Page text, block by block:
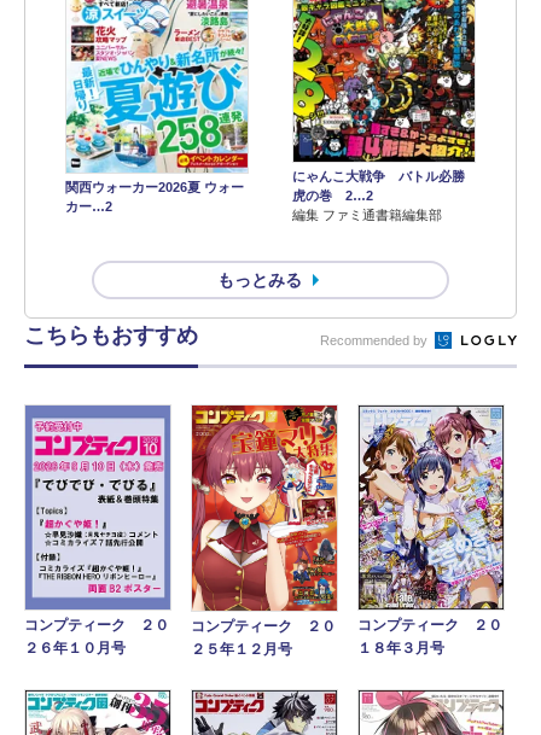
関西ウォーカー2026夏 ウォー
カー…2
にゃんこ大戦争 バトル必勝
虎の巻 2…2
編集 ファミ通書籍編集部
もっとみる
こちらもおすすめ Recommended by
コンプティーク ２０
２６年１０月号
コンプティーク ２０
２５年１２月号
コンプティーク ２０
１８年３月号